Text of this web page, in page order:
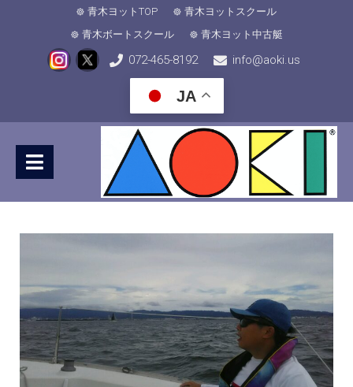
青木ヨットTOP
青木ヨットスクール
青木ボートスクール
青木ヨット中古艇
072-465-8192 info@aoki.us
JA